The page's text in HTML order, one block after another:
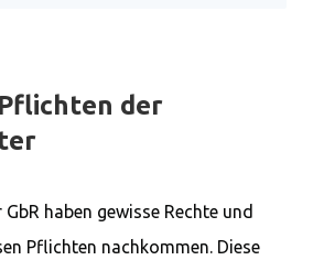
der
haben gewisse Rechte und
Pflichten nachkommen. Diese